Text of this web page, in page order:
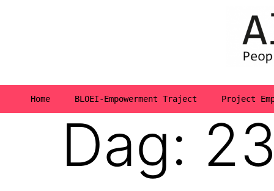
Home BLOEI-Empowerment Traject Project
Dag: